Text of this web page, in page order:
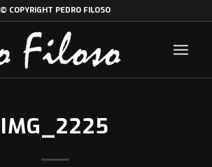
© COPYRIGHT PEDRO FILOSO
IMG_2225